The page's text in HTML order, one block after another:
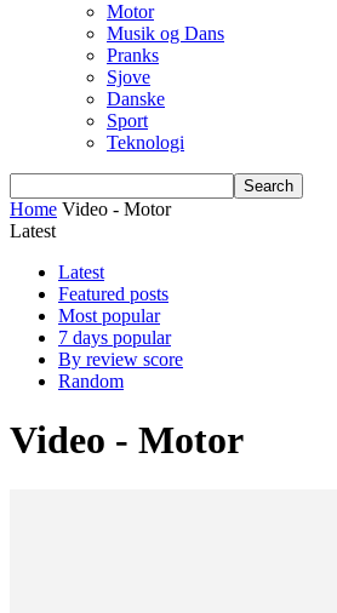
Motor
Musik og Dans
Pranks
Sjove
Danske
Sport
Teknologi
Home Video - Motor
Latest
Latest
Featured posts
Most popular
7 days popular
By review score
Random
Video - Motor